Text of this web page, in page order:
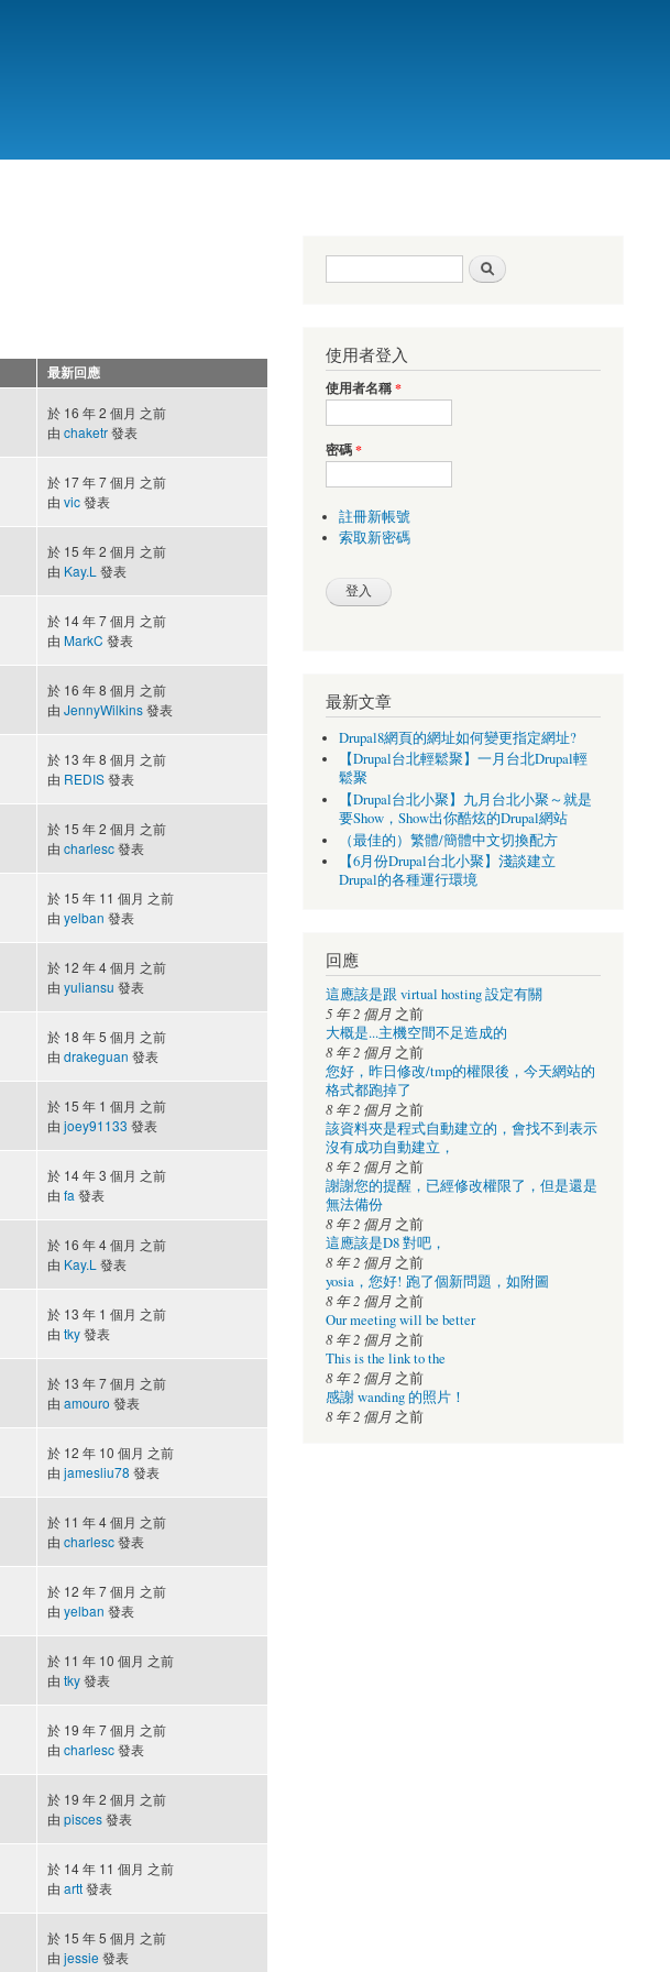
最新回應
於 16 年 2 個月 之前
由 chaketr發表
於 17 年 7 個月 之前
由 vic發表
於 15 年 2 個月 之前
由 Kay.L 發表
於 14 年 7 個月 之前
由 MarkC 發表
於 16 年 8 個月 之前
由 JennyWilkins發表
於 13 年 8 個月 之前
由 REDIS發表
於 15 年 2 個月 之前
由 charlesc發表
於 15 年 11 個月 之前
由 yelban 發表
於 12 年 4 個月 之前
由 yuliansu 發表
於 18 年 5 個月 之前
由 drakeguan 發表
於 15 年 1 個月 之前
由 joey91133 發表
於 14 年 3 個月 之前
由 fa 發表
於 16 年 4 個月 之前
由 Kay.L 發表
於 13 年 1 個月 之前
由 tky發表
於 13 年 7 個月 之前
由 amouro 發表
於 12 年 10 個月 之前
由 jamesliu78 發表
於 11 年 4 個月 之前
由 charlesc發表
於 12 年 7 個月 之前
由 yelban 發表
於 11 年 10 個月 之前
由 tky發表
於 19 年 7 個月 之前
由 charlesc發表
於 19 年 2 個月 之前
由 pisces發表
於 14 年 11 個月 之前
由 artt發表
於 15 年 5 個月 之前
由 jessie 發表
搜尋表單
使用者登入
使用者名稱*
密碼*
註冊新帳號
索取新密碼
最新文章
Drupal8網頁的網址如何變更指定網址?
【Drupal台北輕鬆聚】一月台北Drupal輕
鬆聚
【Drupal台北小聚】九月台北小聚～就是
要Show，Show出你酷炫的Drupal網站
（最佳的）繁體/簡體中文切換配方
【6月份Drupal台北小聚】淺談建立
Drupal的各種運行環境
回應
這應該是跟 virtual hosting 設定有關
5 年 2 個月之前
大概是...主機空間不足造成的
8 年 2 個月之前
您好，昨日修改/tmp的權限後，今天網站的
格式都跑掉了
8 年 2 個月之前
該資料夾是程式自動建立的，會找不到表示
沒有成功自動建立，
8 年 2 個月之前
謝謝您的提醒，已經修改權限了，但是還是
無法備份
8 年 2 個月之前
這應該是D8 對吧，
8 年 2 個月之前
yosia，您好! 跑了個新問題，如附圖
8 年 2 個月之前
Our meeting will be better
8 年 2 個月之前
This is the link to the
8 年 2 個月之前
感謝 wanding 的照片！
8 年 2 個月之前